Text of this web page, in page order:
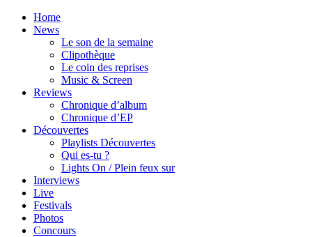
Home
News
Le son de la semaine
Clipothèque
Le coin des reprises
Music & Screen
Reviews
Chronique d’album
Chronique d’EP
Découvertes
Playlists Découvertes
Qui es-tu ?
Lights On / Plein feux sur
Interviews
Live
Festivals
Photos
Concours